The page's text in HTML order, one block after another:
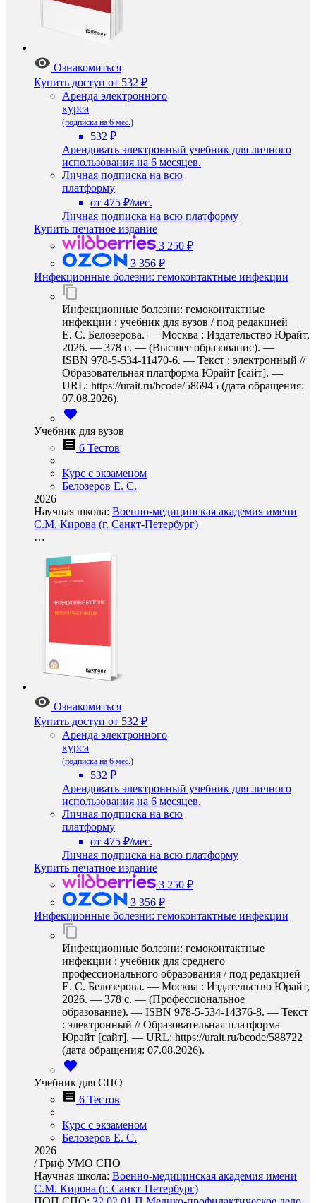
Ознакомиться
Купить доступ от 532 ₽
Аренда электронного
курса
(подписка на 6 мес.)
532 ₽
Арендовать электронный учебник для личного
использования на 6 месяцев.
Личная подписка на всю
платформу
от 475 ₽/мес.
Личная подписка на всю платформу
Купить печатное издание
3 250 ₽
3 356 ₽
Инфекционные болезни: гемоконтактные инфекции
Инфекционные болезни: гемоконтактные
инфекции : учебник для вузов / под редакцией
Е. С. Белозерова. — Москва : Издательство Юрайт,
2026. — 378 с. — (Высшее образование). —
ISBN 978-5-534-11470-6. — Текст : электронный //
Образовательная платформа Юрайт [сайт]. —
URL: https://urait.ru/bcode/586945 (дата обращения:
07.08.2026).
Учебник для вузов
6 Тестов
Курс с экзаменом
Белозеров Е. С.
2026
Научная школа: Военно-медицинская академия имени
С.М. Кирова (г. Санкт-Петербург)
…
Ознакомиться
Купить доступ от 532 ₽
Аренда электронного
курса
(подписка на 6 мес.)
532 ₽
Арендовать электронный учебник для личного
использования на 6 месяцев.
Личная подписка на всю
платформу
от 475 ₽/мес.
Личная подписка на всю платформу
Купить печатное издание
3 250 ₽
3 356 ₽
Инфекционные болезни: гемоконтактные инфекции
Инфекционные болезни: гемоконтактные
инфекции : учебник для среднего
профессионального образования / под редакцией
Е. С. Белозерова. — Москва : Издательство Юрайт,
2026. — 378 с. — (Профессиональное
образование). — ISBN 978-5-534-14376-8. — Текст
: электронный // Образовательная платформа
Юрайт [сайт]. — URL: https://urait.ru/bcode/588722
(дата обращения: 07.08.2026).
Учебник для СПО
6 Тестов
Курс с экзаменом
Белозеров Е. С.
2026
/Гриф УМО СПО
Научная школа: Военно-медицинская академия имени
С.М. Кирова (г. Санкт-Петербург)